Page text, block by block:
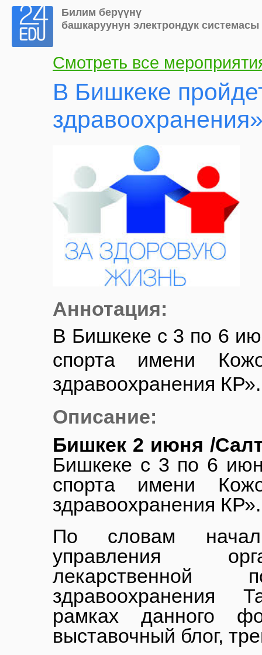
Билим берүүнү
башкаруунун электрондук системасы
Смотреть все
В Бишкеке
Аннотация:
В Бишкеке с 3 по 6
спорта имени
здравоохранения КР».
Описание:
Бишкек 2 июня /
Бишкеке с 3 по 6
спорта имени
здравоохранения КР».
По словам
управления
лекарственной
здравоохранения
рамках данного
выставочный блог,